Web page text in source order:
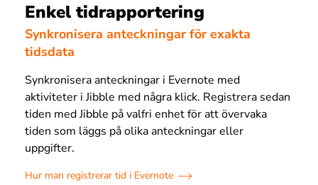
Enkel tidrapportering
Synkronisera anteckningar för exakta
tidsdata
Synkronisera anteckningar i Evernote med
aktiviteter i Jibble med några klick. Registrera sedan
tiden med Jibble på valfri enhet för att övervaka
tiden som läggs på olika anteckningar eller
uppgifter.
Hur man registrerar tid i Evernote